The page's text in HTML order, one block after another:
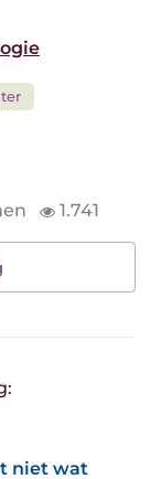
1.741
niet wat